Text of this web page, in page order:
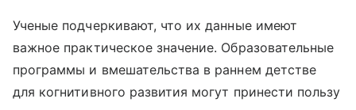
Ученые подчеркивают, что их данные имеют
важное практическое значение. Образовательные
программы и вмешательства в раннем детстве
для когнитивного развития могут принести пользу